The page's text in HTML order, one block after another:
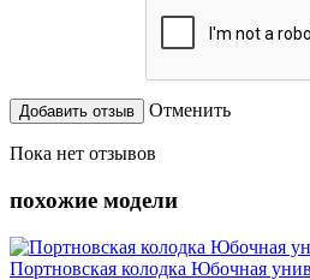
Отменить
Пока нет отзывов
похожие модели
Портновская колодка Юбочная